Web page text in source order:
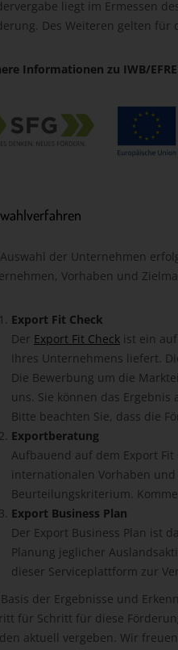
liegt im Ermessen
Des Weiteren gelten für
Informationen zu IWB/
der Unternehmen
Vorhaben und
Export Fit Check
Der Export Fit Check ist ein
Ihres Unternehmens liefert.
Die Bewerbung um die
uns. Sie können das Ergebnis
Bitte beachten Sie, dass die
Exportberatung
Aufbauend auf dem Export
internationalen Vorhaben
Beurteilungskriterium.
Export Business Plan
Der Export Business Plan ist
Planung jeglicher
dieser Serviceplattform zur
der Ergebnisse und
für Schritt für diese
aktuell vergeben. Wir